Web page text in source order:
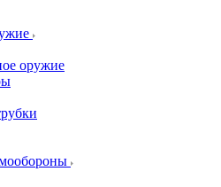
оружие